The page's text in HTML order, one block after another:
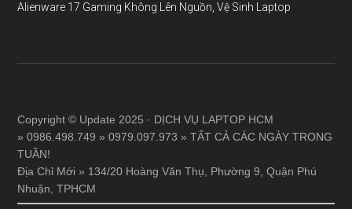
Alienware 17 Gaming Không Lên Nguồn, Vệ Sinh Laptop
Copyright © Update 2025 · DỊCH VỤ LAPTOP HCM
» 0986.498.749 » 0979.097.973 » TẤT CẢ CÁC NGÀY TRONG
TUẦN!
Địa Chỉ Mới » 134/20 Hoàng Văn Thụ, Phường 9, Quận Phú
Nhuận, TPHCM